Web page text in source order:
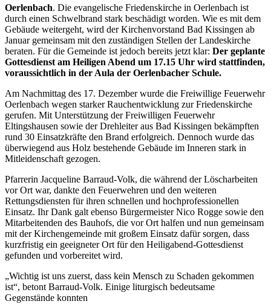
Oerlenbach. Die evangelische Friedenskirche in Oerlenbach ist
durch einen Schwelbrand stark beschädigt worden. Wie es mit dem
Gebäude weitergeht, wird der Kirchenvorstand Bad Kissingen ab
Januar gemeinsam mit den zuständigen Stellen der Landeskirche
beraten. Für die Gemeinde ist jedoch bereits jetzt klar: Der geplante
Gottesdienst am Heiligen Abend um 17.15 Uhr wird stattfinden,
voraussichtlich in der Aula der Oerlenbacher Schule.
Am Nachmittag des 17. Dezember wurde die Freiwillige Feuerwehr
Oerlenbach wegen starker Rauchentwicklung zur Friedenskirche
gerufen. Mit Unterstützung der Freiwilligen Feuerwehr
Eltingshausen sowie der Drehleiter aus Bad Kissingen bekämpften
rund 30 Einsatzkräfte den Brand erfolgreich. Dennoch wurde das
überwiegend aus Holz bestehende Gebäude im Inneren stark in
Mitleidenschaft gezogen.
Pfarrerin Jacqueline Barraud-Volk, die während der Löscharbeiten
vor Ort war, dankte den Feuerwehren und den weiteren
Rettungsdiensten für ihren schnellen und hochprofessionellen
Einsatz. Ihr Dank galt ebenso Bürgermeister Nico Rogge sowie den
Mitarbeitenden des Bauhofs, die vor Ort halfen und nun gemeinsam
mit der Kirchengemeinde mit großem Einsatz dafür sorgen, dass
kurzfristig ein geeigneter Ort für den Heiligabend-Gottesdienst
gefunden und vorbereitet wird.
„Wichtig ist uns zuerst, dass kein Mensch zu Schaden gekommen
ist“, betont Barraud-Volk. Einige liturgisch bedeutsame
Gegenstände konnten